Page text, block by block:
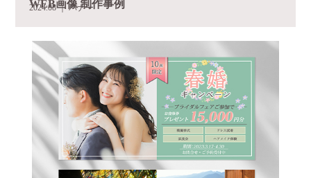
WEB画像 制作事例
2024.08 ｜ バナー